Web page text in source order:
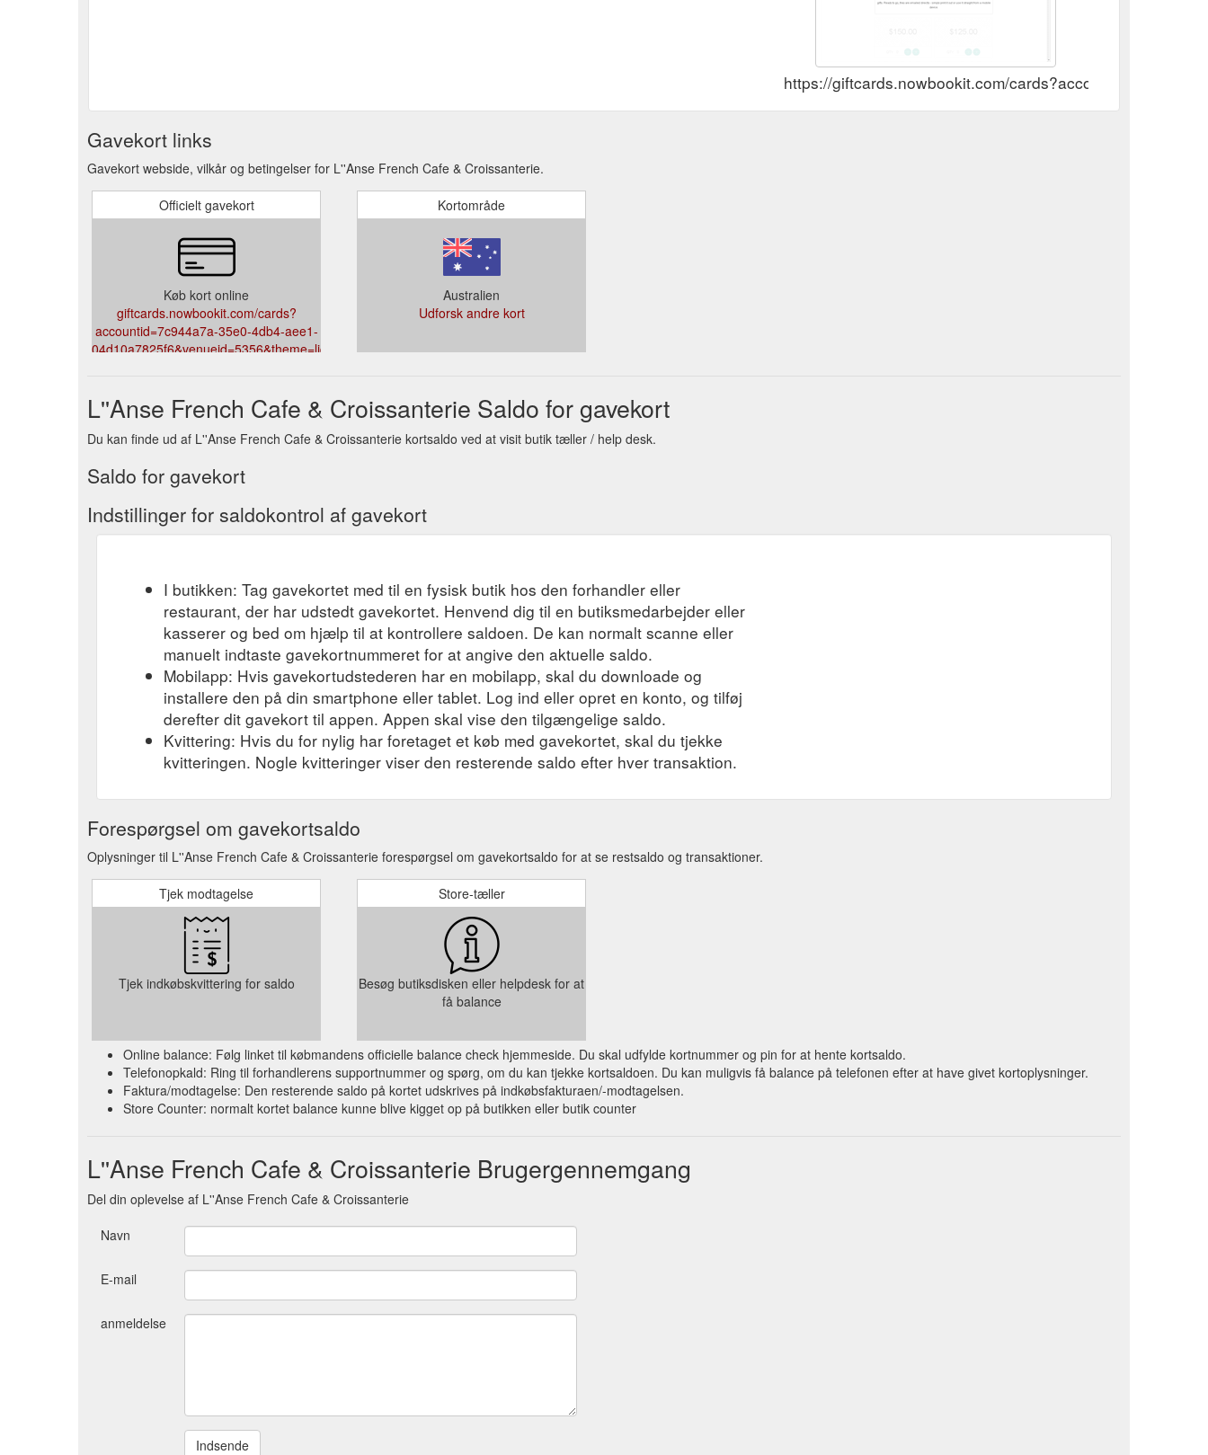
https://giftcards.nowbookit.com/
Gavekort links
Gavekort webside, vilkår og betingelser for L''Anse French Cafe & Croissanterie.
Officielt gavekort
Køb kort online
giftcards.nowbookit.com/cards?
accountid=7c944a7a-35e0-4db4-aee1-
04d10a7825f6&venueid=5356&theme=light&accent=255,193,7
Kortområde
Australien
Udforsk andre kort
L''Anse French Cafe & Croissanterie Saldo for gavekort
Du kan finde ud af L''Anse French Cafe & Croissanterie kortsaldo ved at visit butik tæller / help desk.
Saldo for gavekort
Indstillinger for saldokontrol af gavekort
I butikken: Tag gavekortet med til en fysisk butik hos den forhandler eller
restaurant, der har udstedt gavekortet. Henvend dig til en butiksmedarbejder eller
kasserer og bed om hjælp til at kontrollere saldoen. De kan normalt scanne eller
manuelt indtaste gavekortnummeret for at angive den aktuelle saldo.
Mobilapp: Hvis gavekortudstederen har en mobilapp, skal du downloade og
installere den på din smartphone eller tablet. Log ind eller opret en konto, og tilføj
derefter dit gavekort til appen. Appen skal vise den tilgængelige saldo.
Kvittering: Hvis du for nylig har foretaget et køb med gavekortet, skal du tjekke
kvitteringen. Nogle kvitteringer viser den resterende saldo efter hver transaktion.
Forespørgsel om gavekortsaldo
Oplysninger til L''Anse French Cafe & Croissanterie forespørgsel om gavekortsaldo for at se restsaldo og transaktioner.
Tjek modtagelse
Tjek indkøbskvittering for saldo
Store-tæller
Besøg butiksdisken eller helpdesk for at
få balance
Online balance: Følg linket til købmandens officielle balance check hjemmeside. Du skal udfylde kortnummer og pin for at hente kortsaldo.
Telefonopkald: Ring til forhandlerens supportnummer og spørg, om du kan tjekke kortsaldoen. Du kan muligvis få balance på telefonen efter at have givet kortoplysninger.
Faktura/modtagelse: Den resterende saldo på kortet udskrives på indkøbsfakturaen/-modtagelsen.
Store Counter: normalt kortet balance kunne blive kigget op på butikken eller butik counter
L''Anse French Cafe & Croissanterie Brugergennemgang
Del din oplevelse af L''Anse French Cafe & Croissanterie
Navn
E-mail
anmeldelse